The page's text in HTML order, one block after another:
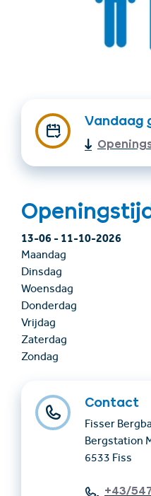
Accommodatie
vinden
+43/5476/6239
info@serfaus-
Vandaag
13-06-11-10-2026
Maandag
Dinsdag
Woensdag
Donderdag
Vrijdag
Zaterdag
Zondag
Contact
Fisser
Bergstation
6533 Fiss
+43/